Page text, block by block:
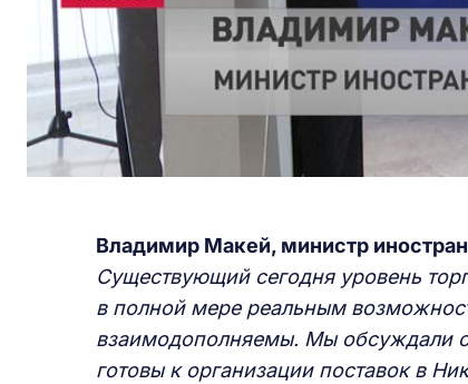
Владимир Макей, министр
Существующий сегодня уровень
в полной мере реальным
взаимодополняемы. Мы обсуждали
готовы к организации поставок в